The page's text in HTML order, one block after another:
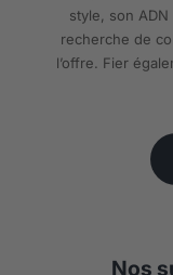
style, son
recherche de
l’offre. Fier
Nos